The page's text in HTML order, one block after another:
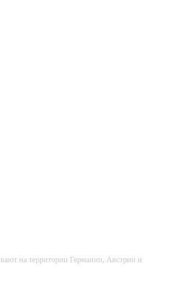
на территории Германии, Австрии и